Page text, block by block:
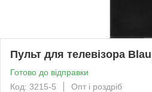
Пульт для телевізора
Готово до відправки
Код: 3215-5
Опт і роздріб